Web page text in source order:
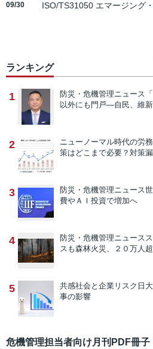
09/30 ISO/TS31050 エマージング
ランキング
1 防災・危機管理ニュース
以外にも門戸―自民、維新
2 ニューノーマル時代の労
策はどこまで必要？対策
3 防災・危機管理ニュース
費やＡＩ投資で増加へ
4 防災・危機管理ニュース
スも森林火災、２０万人
5 共感社会と企業リスク 日
事の影響
危機管理担当者向け月刊PDF冊子